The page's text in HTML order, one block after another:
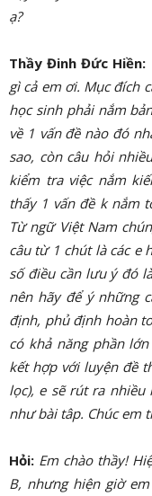
ạ?
Thầy Đinh Đức Hiền:
gì cả em ơi. Mục đích
học sinh phải nắm
về 1 vấn đề nào đó
sao, còn câu hỏi
kiểm tra việc nắm
thấy 1 vấn đề k nắm
Từ ngữ Việt Nam
câu từ 1 chút là các e
số điều cần lưu ý đó
nên hãy để ý những
định, phủ định hoàn
có khả năng phần
kết hợp với luyện đề
lọc), e sẽ rút ra
như bài tâp. Chúc em
Hỏi: Em chào thầy!
B, nhưng hiện giờ